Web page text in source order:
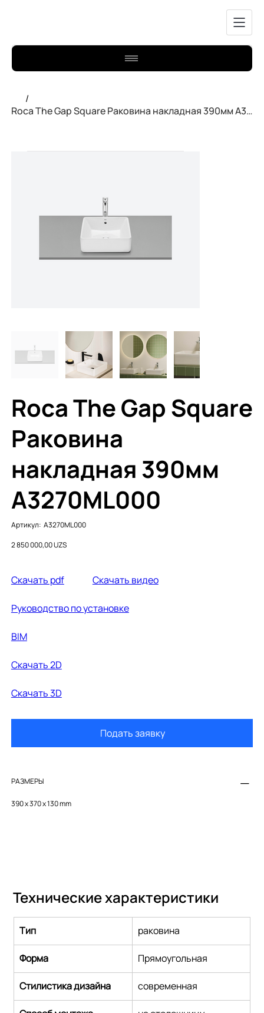
/
Roca The Gap Square Раковина накладная 390мм A3270ML000
Roca The Gap Square
Раковина
накладная 390мм
A3270ML000
Артикул:
Артикул:
A3270ML000
A3270ML000
Цена
2 850 000,00 UZS
Cкачать pdf Cкачать видео
Руководство по установке
BIM
Cкачать 2D
Скачать 3D
Подать заявку
РАЗМЕРЫ
390 x 370 x 130 mm
Технические характеристики
Тип раковина
Форма Прямоугольная
Стилистика дизайна cовременная